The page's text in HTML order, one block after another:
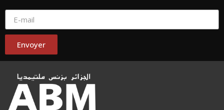
Envoyer